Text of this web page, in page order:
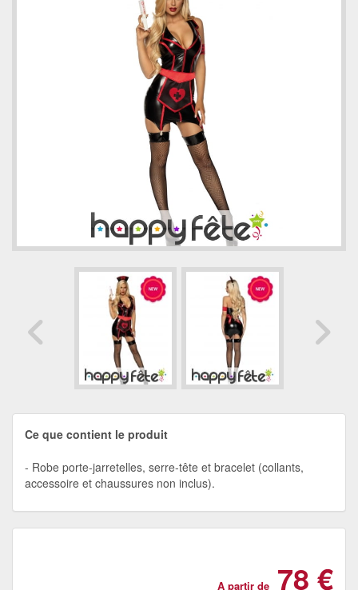
Ce que contient le produit
Robe porte-jarretelles, serre-tête et bracelet (collants,
accessoire et chaussures non inclus).
A partir de 78 €